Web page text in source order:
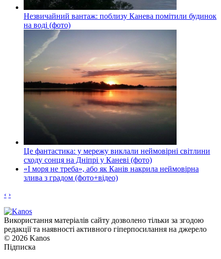
Незвичайний вантаж: поблизу Канева помітили будинок
на воді (фото)
Це фантастика: у мережу виклали неймовірні світлини
сходу сонця на Дніпрі у Каневі (фото)
«І моря не треба», або як Канів накрила неймовірна
злива з градом (фото+відео)
‹ ›
Використання матеріалів сайту дозволено тільки за згодою
редакції та наявності активного гіперпосилання на джерело
© 2026 Kanos
Підписка